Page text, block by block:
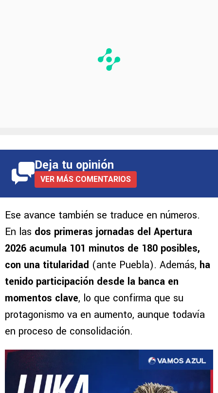
Deja tu opinión
Ese avance también se traduce en números.
En las dos primeras jornadas del Apertura
2026 acumula 101 minutos de 180 posibles,
con una titularidad (ante Puebla). Además,ha
tenido participación desde la banca en
protagonismo va en aumento, aunque todavía
en proceso de consolidación.